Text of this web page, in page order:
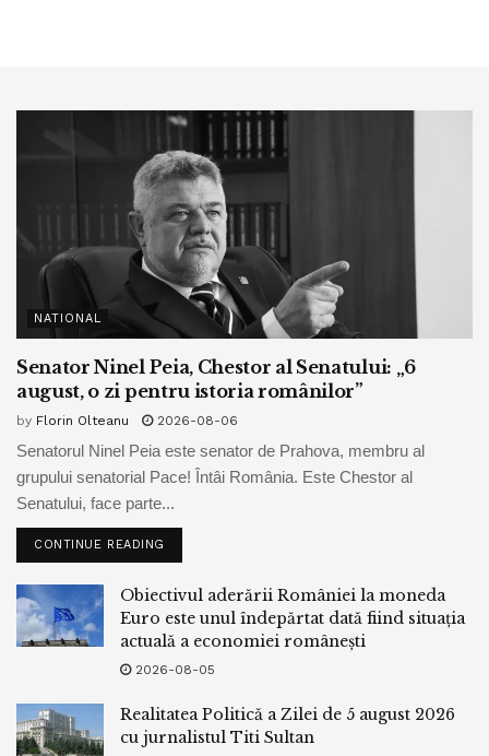
NATIONAL
Senator Ninel Peia, Chestor al Senatului: „6
august, o zi pentru istoria românilor”
by Florin Olteanu 2026-08-06
Senatorul Ninel Peia este senator de Prahova, membru al
grupului senatorial Pace! Întâi România. Este Chestor al
Senatului, face parte...
CONTINUE READING
Obiectivul aderării României la moneda
Euro este unul îndepărtat dată fiind situația
actuală a economiei românești
2026-08-05
Realitatea Politică a Zilei de 5 august 2026
cu jurnalistul Titi Sultan